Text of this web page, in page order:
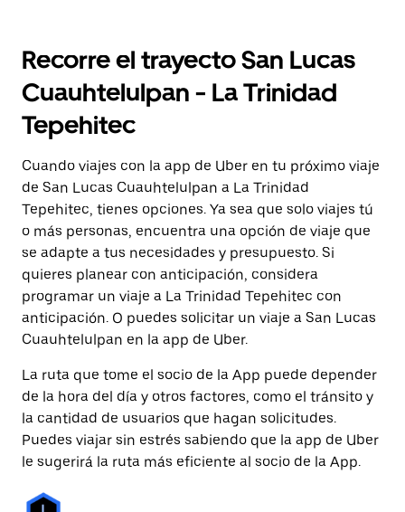
Recorre el trayecto San Lucas
Cuauhtelulpan - La Trinidad
Tepehitec
Cuando viajes con la app de Uber en tu próximo viaje
de San Lucas Cuauhtelulpan a La Trinidad
Tepehitec, tienes opciones. Ya sea que solo viajes tú
o más personas, encuentra una opción de viaje que
se adapte a tus necesidades y presupuesto. Si
quieres planear con anticipación, considera
programar un viaje a La Trinidad Tepehitec con
anticipación. O puedes solicitar un viaje a San Lucas
Cuauhtelulpan en la app de Uber.
La ruta que tome el socio de la App puede depender
de la hora del día y otros factores, como el tránsito y
la cantidad de usuarios que hagan solicitudes.
Puedes viajar sin estrés sabiendo que la app de Uber
le sugerirá la ruta más eficiente al socio de la App.